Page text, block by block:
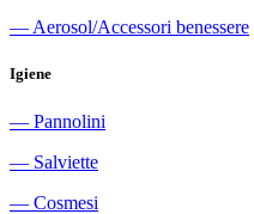
― Aerosol/Accessori benessere
Igiene
― Pannolini
― Salviette
― Cosmesi